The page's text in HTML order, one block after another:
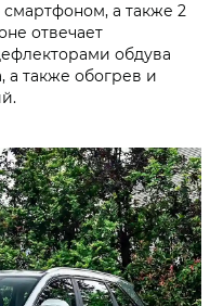
а также 2
отвечает
обдува
а также обогрев и